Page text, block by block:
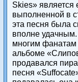
Skies» является
выполненной в
эта песня была
вполне
многим фанатам
альбоме
продавался
песня